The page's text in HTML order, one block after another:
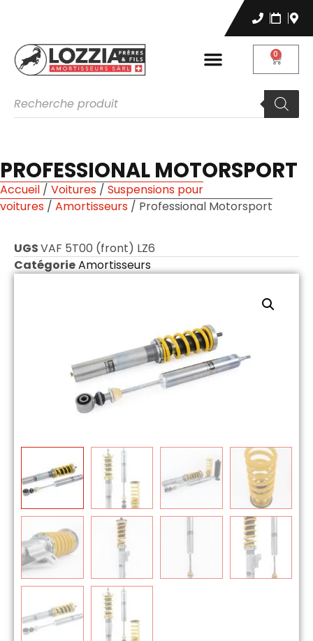
0
PROFESSIONAL MOTORSPORT
Accueil / Voitures / Suspensions pour
voitures / Amortisseurs / Professional Motorsport
UGSVAF 5T00 (front) LZ6
CatégorieAmortisseurs